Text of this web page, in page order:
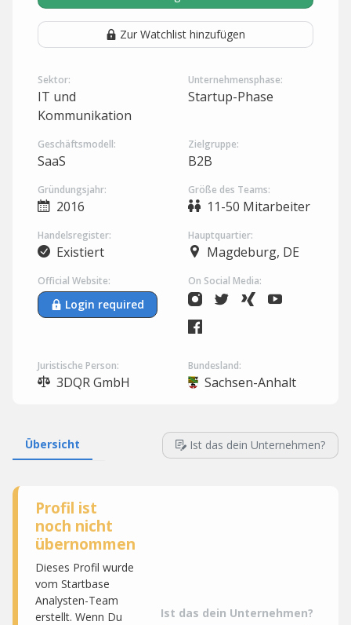
Zur Watchlist hinzufügen
Sektor:
IT und
Kommunikation
Unternehmensphase:
Startup-Phase
Geschäftsmodell:
SaaS
Zielgruppe:
B2B
Gründungsjahr:
2016
Größe des Teams:
11-50 Mitarbeiter
Handelsregister:
Existiert
Hauptquartier:
Magdeburg, DE
Official Website:
Login required
On Social Media:
Juristische Person:
3DQR GmbH
Bundesland:
Sachsen-Anhalt
Übersicht Ist das dein Unternehmen?
Profil ist
noch nicht
übernommen
Dieses Profil wurde
vom Startbase
Analysten-Team
erstellt. Wenn Du
Ist das dein Unternehmen?